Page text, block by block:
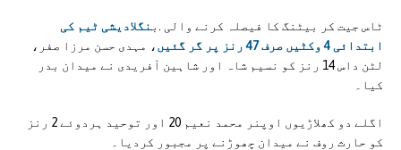
ٹاس جیت کر بیٹنگ کا فیصلہ کرنے والی .بنگلادیشی ٹیم کی
ابتدائی 4 وکٹیں صرف 47 رنز پر گر گئیں
، مہدی حسن مرزا صفر،
لٹن داس 14 رنز کو نسیم شاہ اور شاہین آفریدی نے میدان بدر
کیا۔
اگلے دو کھلاڑیوں اوپنر محمد نعیم 20 اور توحید ہردوئے 2 رنز
کو حارث روف نے میدان چھوڑنے پر مجبور کردیا۔